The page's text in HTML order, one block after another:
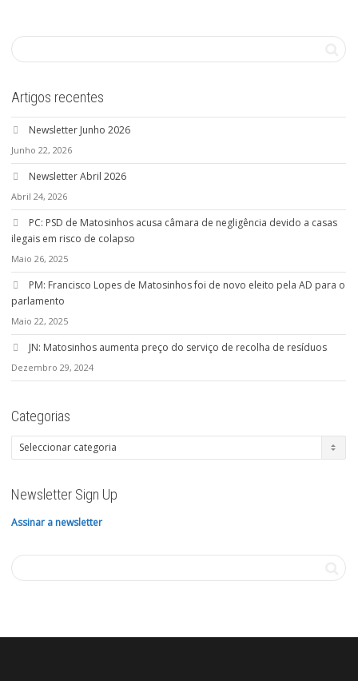
Artigos recentes
Newsletter Junho 2026
Junho 22, 2026
Newsletter Abril 2026
Abril 24, 2026
PC: PSD de Matosinhos acusa câmara de negligência devido a casas
ilegais em risco de colapso
Maio 26, 2025
PM: Francisco Lopes de Matosinhos foi de novo eleito pela AD para o
parlamento
Maio 22, 2025
JN: Matosinhos aumenta preço do serviço de recolha de resíduos
Dezembro 29, 2024
Categorias
Categorias
Newsletter Sign Up
Assinar a newsletter